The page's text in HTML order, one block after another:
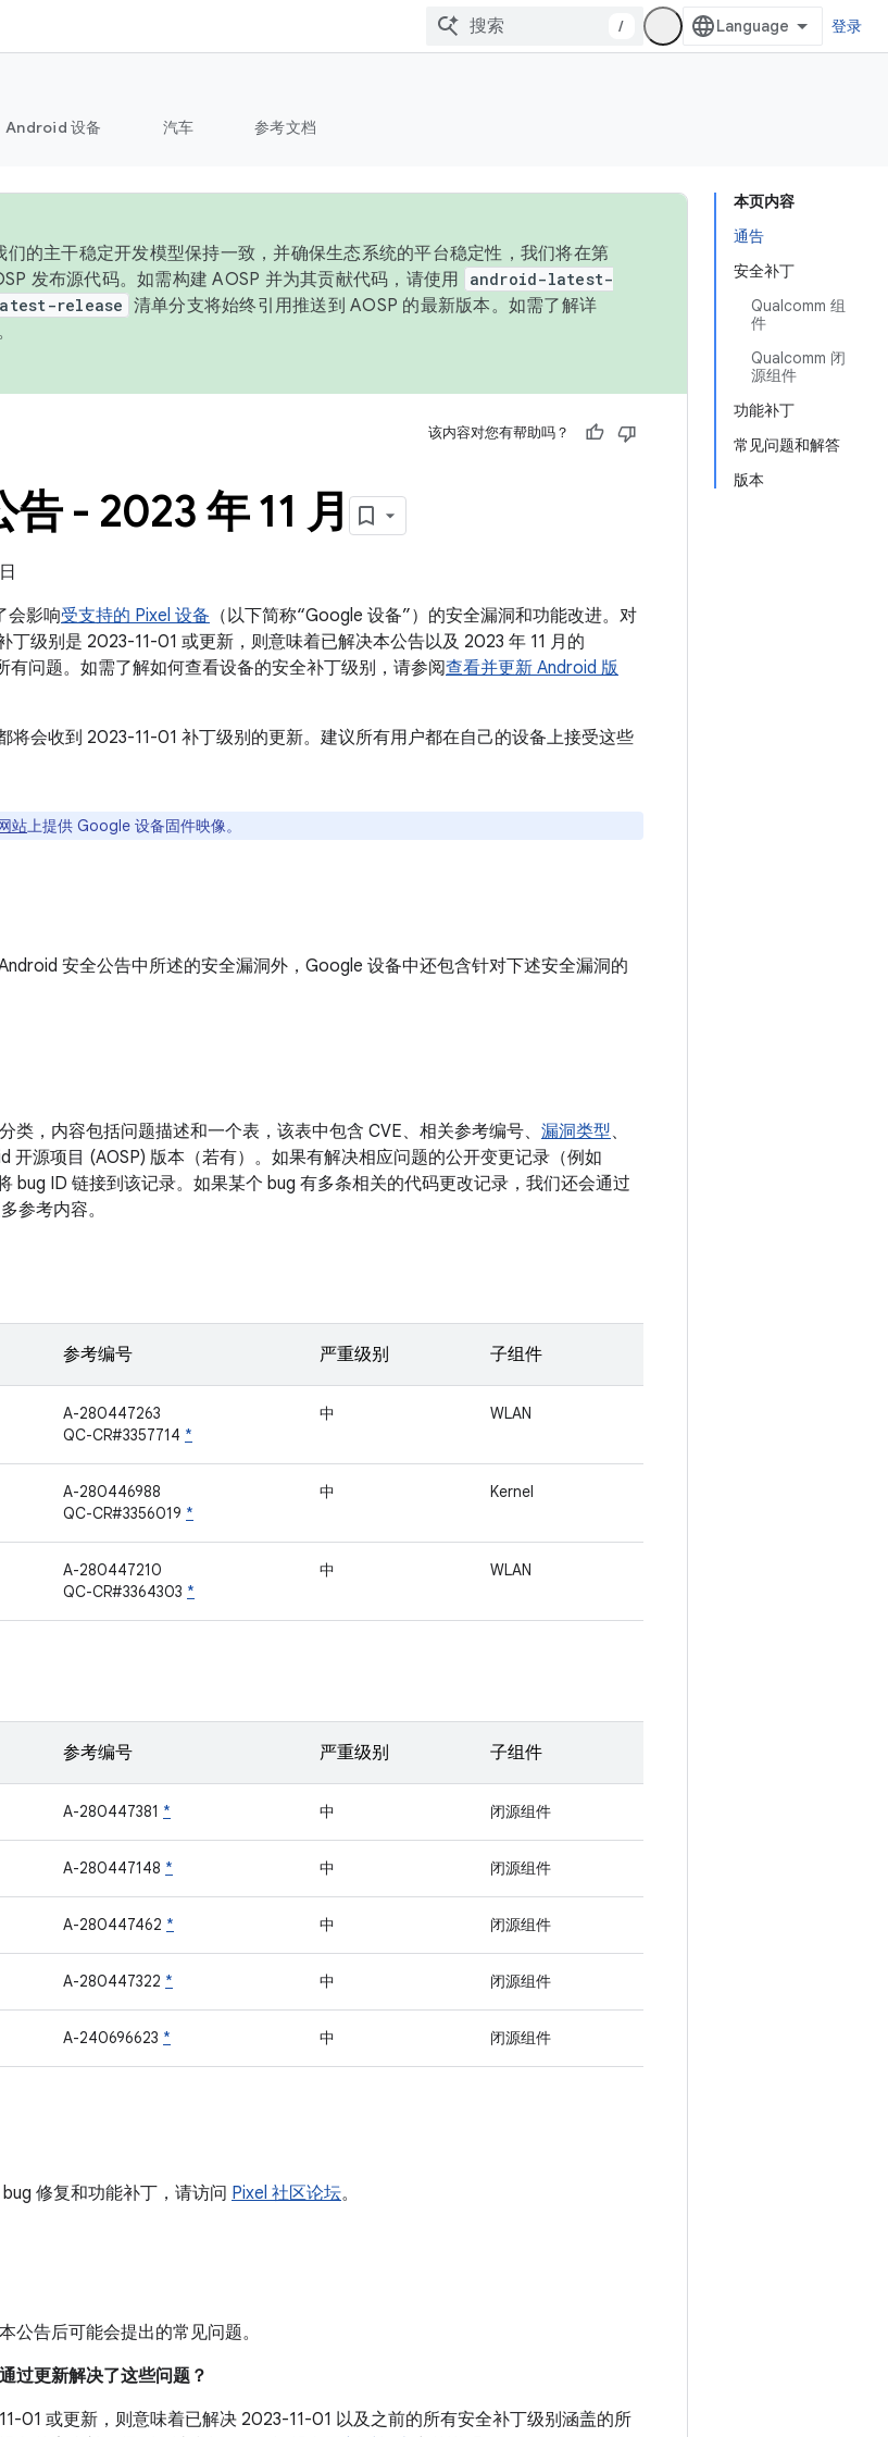
/ 登录
Android 设备 汽车 参考文档
本页内容
通告
安全补丁
Qualcomm 组
件
Qualcomm 闭
源组件
功能补丁
常见问题和解答
版本
们的主干稳定开发模型保持一致，并确保生态系统的平台稳定性，我们将在第
发布源代码。如需构建 AOSP 并为其贡献代码，请使用
android-latest-
release 清单分支将始终引用推送到 AOSP 的最新版本。如需了解详
该内容对您有帮助吗？
- 2023 年 11 月
会影响受支持的 Pixel 设备 （以下简称“Google 设备”）的安全漏洞和功能改进。对
丁级别是 2023-11-01 或更新，则意味着已解决本公告以及 2023 年 11 月的
有问题。如需了解如何查看设备的安全补丁级别，请参阅查看并更新 Android 版
将会收到 2023-11-01 补丁级别的更新。建议所有用户都在自己的设备上接受这些
站上提供 Google 设备固件映像。
安全公告中所述的安全漏洞外，Google 设备中还包含针对下述安全漏洞的
类，内容包括问题描述和一个表，该表中包含 CVE、相关参考编号、 漏洞类型、
开源项目 (AOSP) 版本（若有）。如果有解决相应问题的公开变更记录（例如
bug ID 链接到该记录。如果某个 bug 有多条相关的代码更改记录，我们还会通过
参考内容。
参考编号 严重级别 子组件
A-280447263
QC-CR#3357714 *
中 WLAN
A-280446988
QC-CR#3356019 *
中 Kernel
A-280447210
QC-CR#3364303 *
中 WLAN
参考编号 严重级别 子组件
A-280447381 * 中 闭源组件
A-280447148 * 中 闭源组件
A-280447462 * 中 闭源组件
A-280447322 * 中 闭源组件
A-240696623 * 中 闭源组件
修复和功能补丁，请访问 Pixel 社区论坛。
公告后可能会提出的常见问题。
过更新解决了这些问题？
01 或更新，则意味着已解决 2023-11-01 以及之前的所有安全补丁级别涵盖的所